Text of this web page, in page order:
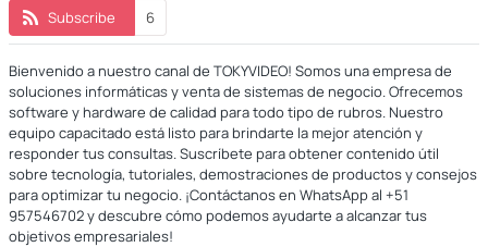
Subscribe 6
Bienvenido a nuestro canal de TOKYVIDEO! Somos una empresa de
soluciones informáticas y venta de sistemas de negocio. Ofrecemos
software y hardware de calidad para todo tipo de rubros. Nuestro
equipo capacitado está listo para brindarte la mejor atención y
responder tus consultas. Suscríbete para obtener contenido útil
sobre tecnología, tutoriales, demostraciones de productos y consejos
para optimizar tu negocio. ¡Contáctanos en WhatsApp al +51
957546702 y descubre cómo podemos ayudarte a alcanzar tus
objetivos empresariales!